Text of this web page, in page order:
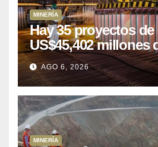
MINERÍA
Hay 35 proyectos
US$45,402 millones
puede aprovechar
AGO 6, 2026
MINERÍA